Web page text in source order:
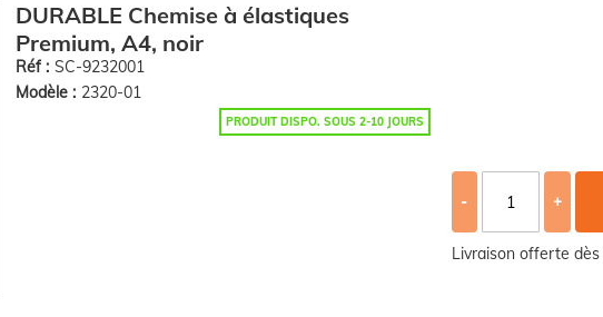
DURABLE Chemise à élastiques
Premium, A4, noir
Réf : SC-9232001
Modèle : 2320-01
PRODUIT DISPO. SOUS 2-10 JOURS
- +
Livraison offerte dès